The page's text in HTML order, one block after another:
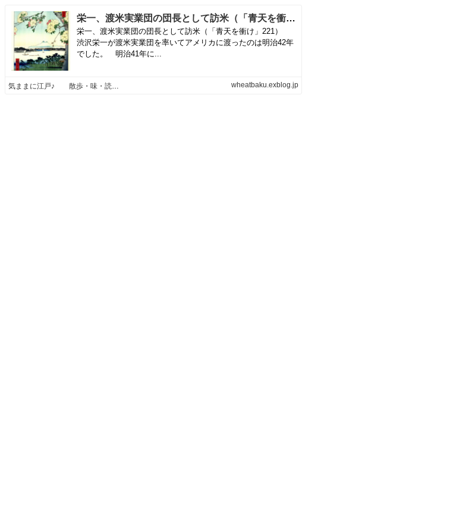
栄一、渡米実業団の団長として訪米（「青天を衝け」221） | 気ままに江戸♪ 散歩・味・読書の記録
栄一、渡米実業団の団長として訪米（「青天を衝け」221）
渋沢栄一が渡米実業団を率いてアメリカに渡ったのは明治42年
でした。 明治41年に...
気ままに江戸♪ 散歩・味・読書の記録 wheatbaku.exblog.jp